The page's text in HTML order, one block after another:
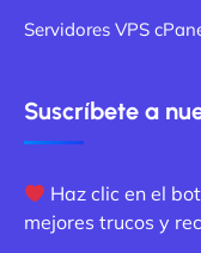
Servidores VPS
Suscríbete a
Haz clic en el
mejores trucos y